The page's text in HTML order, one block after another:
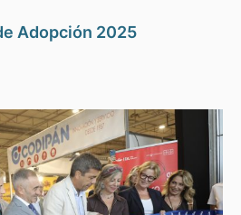
Adopción 2025